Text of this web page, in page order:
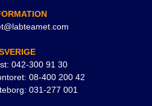
042-300 91 30
08-400 200 42
031-277 001